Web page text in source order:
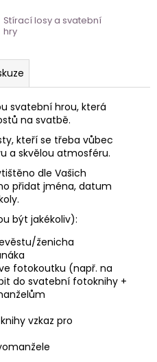
Stírací losy a svatební
hry
svatební hrou, která
na svatbě.
kteří se třeba vůbec
a skvělou atmosféru.
dle Vašich
přidat jména, datum
být jakékoliv):
ženicha
fotokoutku (např. na
do svatební fotoknihy +
vzkaz pro